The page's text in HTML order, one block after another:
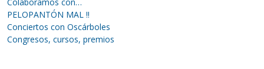
PELOPANTÓN MAL !!
Conciertos con Oscárboles
Congresos, cursos, premios